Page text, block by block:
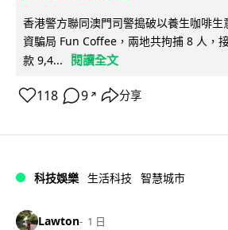
香港警方聯同澳門司警搗破以養生咖啡生
資騙局 Fun Coffee，兩地共拘捕 8 人，
款 9,4...
閱讀全文
118 9 ↗ 分享
科技娛樂 生活科技 智慧城市
Lawton 1 日